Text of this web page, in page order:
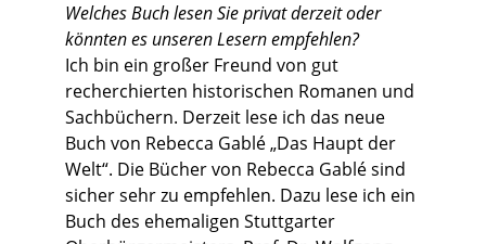
Welches Buch lesen Sie privat derzeit oder
könnten es unseren Lesern empfehlen?
Ich bin ein großer Freund von gut
recherchierten historischen Romanen und
Sachbüchern. Derzeit lese ich das neue
Buch von Rebecca Gablé „Das Haupt der
Welt“. Die Bücher von Rebecca Gablé sind
sicher sehr zu empfehlen. Dazu lese ich ein
Buch des ehemaligen Stuttgarter